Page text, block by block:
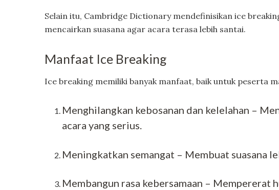
Selain itu, Cambridge Dictionary mendefinisikan ice
mencairkan suasana agar acara terasa lebih santai.
Manfaat Ice Breaking
Ice breaking memiliki banyak manfaat, baik untuk peserta
Menghilangkan kebosanan dan kelelahan –
acara yang serius.
Meningkatkan semangat – Membuat suasana
Membangun rasa kebersamaan – Mempererat